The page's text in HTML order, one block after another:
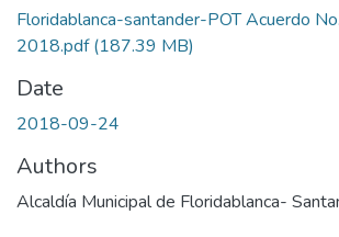
Floridablanca-santander-POT Acuerdo
2018.pdf(187.39 MB)
Date
2018-09-24
Authors
Alcaldía Municipal de Floridablanca-